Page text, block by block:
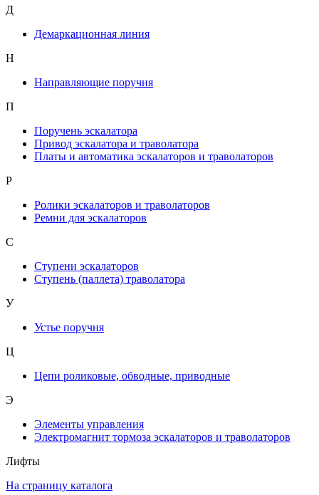
Д
Демаркационная линия
Н
Направляющие поручня
П
Поручень эскалатора
Привод эскалатора и траволатора
Платы и автоматика эскалаторов и траволаторов
Р
Ролики эскалаторов и траволаторов
Ремни для эскалаторов
С
Ступени эскалаторов
Ступень (паллета) траволатора
У
Устье поручня
Ц
Цепи роликовые, обводные, приводные
Э
Элементы управления
Электромагнит тормоза эскалаторов и траволаторов
Лифты
На страницу каталога